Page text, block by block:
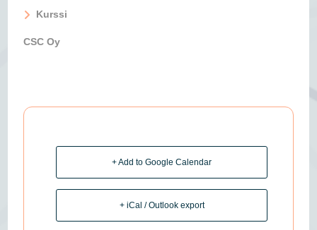
Kurssi
CSC Oy
+ Add to Google Calendar
+ iCal / Outlook export